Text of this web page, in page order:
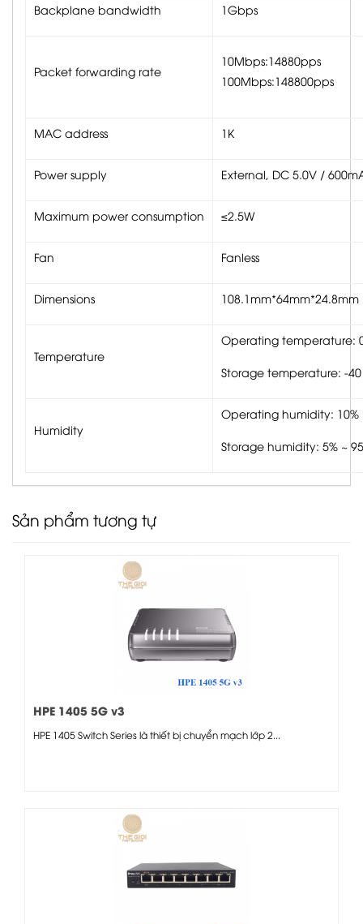
Backplane bandwidth 1Gbps
Packet forwarding rate
10Mbps:14880pps
100Mbps:148800pps
MAC address 1K
Power supply External, DC 5.0V /
Maximum power consumption ≤2.5W
Fan Fanless
Dimensions 108.1mm*64mm*24.8mm
Temperature
Operating temperature:
Storage temperature: -
Humidity
Operating humidity: 10%
Storage humidity: 5% ~
Sản phẩm tương tự
HPE 1405 5G v3
HPE 1405 Switch Series là thiết bị chuyển mạch lớp 2...